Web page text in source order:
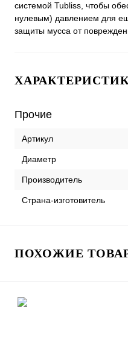
системой Tubliss, чтобы
нулевым) давлением для
защиты мусса от
Прочие
Артикул
Диаметр
Производитель
Страна-изготовитель
ПОХОЖИЕ